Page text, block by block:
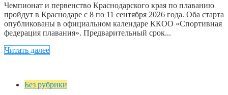
Чемпионат и первенство Краснодарского края по плаванию
пройдут в Краснодаре с 8 по 11 сентября 2026 года. Оба старта
опубликованы в официальном календаре ККОО «Спортивная
федерация плавания». Предварительный срок...
Читать далее
Без рубрики